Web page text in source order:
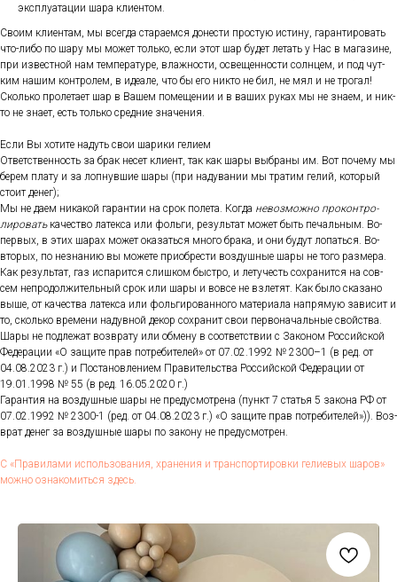
экс­плу­ата­ции ша­ра кли­ен­том.
Сво­им кли­ен­там, мы всег­да ста­ра­ем­ся до­нес­ти прос­тую ис­ти­ну, га­ран­ти­ровать
что-ли­бо по ша­ру мы мо­жет толь­ко, ес­ли этот шар бу­дет ле­тать у Нас в ма­гази­не,
при из­вес­тной нам тем­пе­рату­ре, влаж­ности, ос­ве­щен­ности сол­нцем, и под чут­
ким на­шим кон­тро­лем, в иде­але, что бы его ник­то не бил, не мял и не тро­гал!
Сколь­ко про­лета­ет шар в Ва­шем по­меще­нии и в ва­ших ру­ках мы не зна­ем, и ник­
то не зна­ет, есть толь­ко сред­ние зна­чения.
Ес­ли Вы хо­тите на­дуть свои ша­рики ге­ли­ем
От­ветс­твен­ность за брак не­сет кли­ент, так как ша­ры выб­ра­ны им. Вот по­чему мы
бе­рем пла­ту и за лоп­нувшие ша­ры (при на­дува­нии мы тра­тим ге­лий, ко­торый
сто­ит де­нег);
Мы не да­ем ни­какой га­ран­тии на срок по­лета. Ког­да не­воз­можно про­кон­тро­
лиро­ватька­чес­тво ла­тек­са или фоль­ги, ре­зуль­тат мо­жет быть пе­чаль­ным. Во-
пер­вых, в этих ша­рах мо­жет ока­зать­ся мно­го бра­ка, и они бу­дут ло­пать­ся. Во-
вто­рых, по нез­на­нию вы мо­жете при­об­рести воз­душные ша­ры не то­го раз­ме­ра.
Как ре­зуль­тат, газ ис­па­рит­ся слиш­ком быс­тро, и ле­тучесть сох­ра­нит­ся на сов­
сем неп­ро­дол­жи­тель­ный срок или ша­ры и вов­се не взле­тят. Как бы­ло ска­зано
вы­ше, от ка­чес­тва ла­тек­са или фоль­ги­рован­но­го ма­тери­ала нап­ря­мую за­висит и
то, сколь­ко вре­мени на­дув­ной де­кор сох­ра­нит свои пер­во­началь­ные свой­ства.
Ша­ры не под­ле­жат воз­вра­ту или об­ме­ну в со­от­ветс­твии с За­коном Рос­сий­ской
Фе­дера­ции «О за­щите прав пот­ре­бите­лей» от 07.02.1992 № 2300–1 (в ред. от
04.08.2023 г.) и Пос­та­нов­ле­ни­ем Пра­витель­ства Рос­сий­ской Фе­дера­ции от
19.01.1998 № 55 (в ред. 16.05.2020 г.)
Га­ран­тия на воз­душные ша­ры не пре­дус­мотре­на (пункт 7 статья 5 за­кона РФ от
07.02.1992 № 2300-1 (ред. от 04.08.2023 г.) «О за­щите прав пот­ре­бите­лей»)). Воз­
врат де­нег за воз­душные ша­ры по за­кону не пре­дус­мотрен.
С «Пра­вила­ми ис­поль­зо­вания, хра­нения и тран­спор­ти­ров­ки ге­ли­евых ша­ров»
мож­но оз­на­комить­ся здесь.